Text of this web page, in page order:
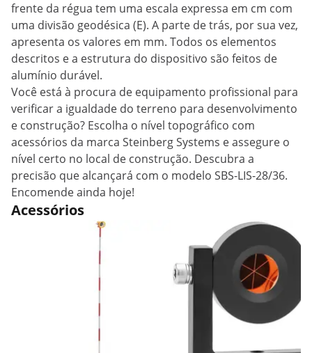
frente da régua tem uma escala expressa em cm com
uma divisão geodésica (E). A parte de trás, por sua vez,
apresenta os valores em mm. Todos os elementos
descritos e a estrutura do dispositivo são feitos de
alumínio durável.
Você está à procura de equipamento profissional para
verificar a igualdade do terreno para desenvolvimento
e construção? Escolha o nível topográfico com
acessórios da marca Steinberg Systems e assegure o
nível certo no local de construção. Descubra a
precisão que alcançará com o modelo SBS-LIS-28/36.
Encomende ainda hoje!
Acessórios